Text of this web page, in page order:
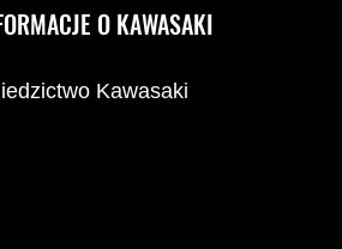
O KAWASAKI
Kawasaki